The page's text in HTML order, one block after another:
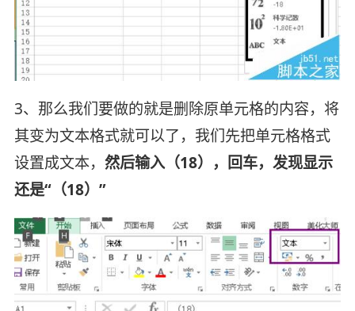
3、那么我们要做的就是删除原单元格的内容，将
其变为文本格式就可以了，我们先把单元格格式
设置成文本， 然后输入（18），回车，发现显示
还是“（18）”